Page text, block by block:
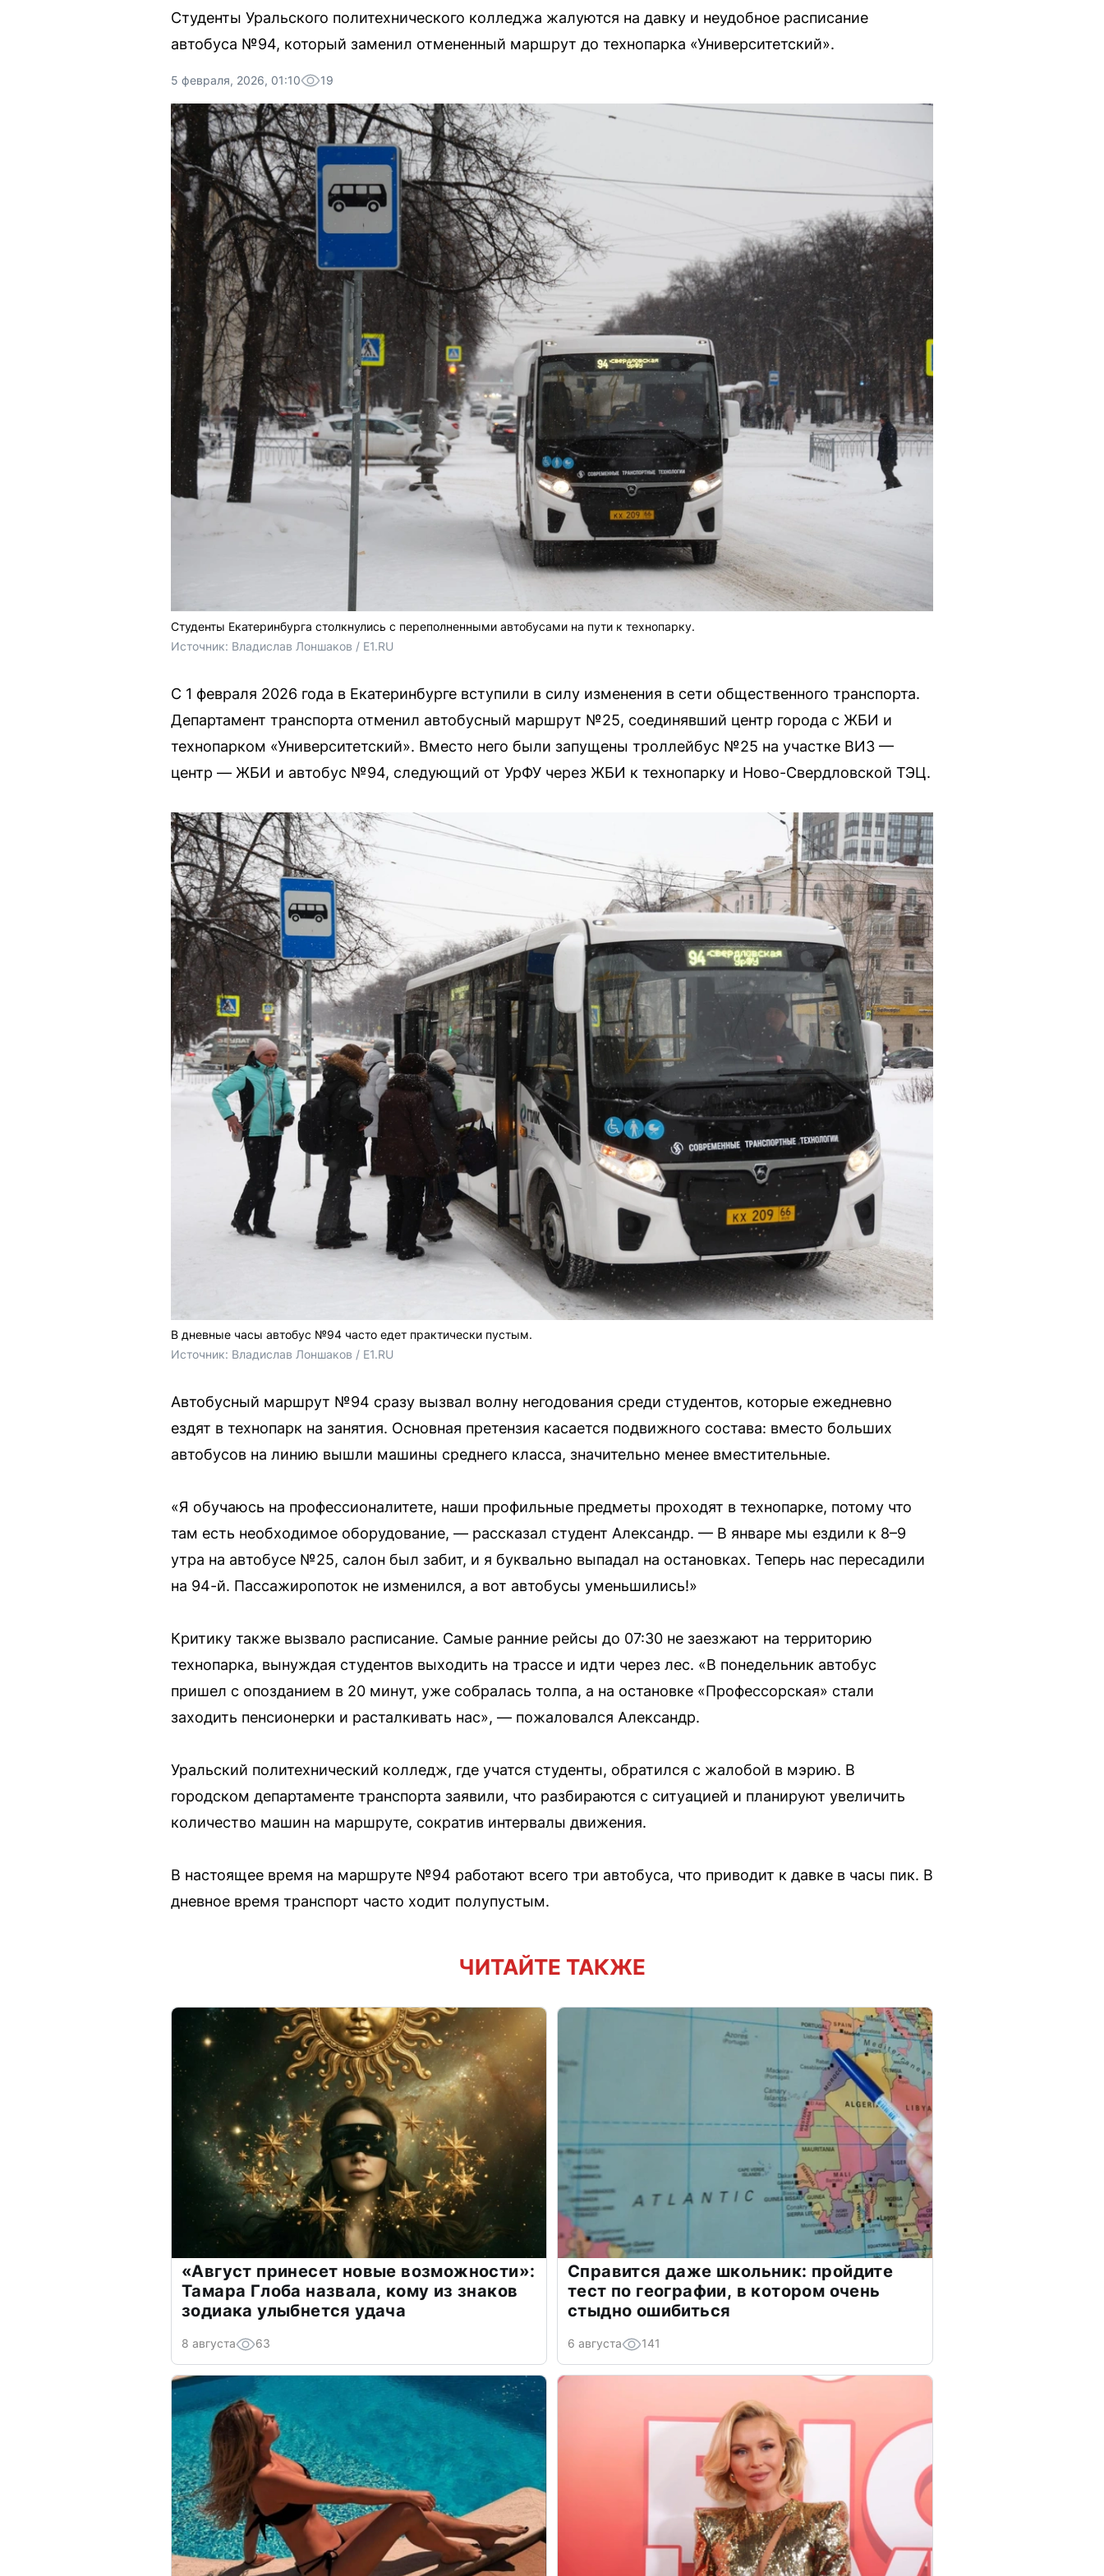
Студенты Уральского политехнического колледжа жалуются на давку и неудобное расписание
автобуса №94, который заменил отмененный маршрут до технопарка «Университетский».
5 февраля, 2026, 01:10 19
Студенты Екатеринбурга столкнулись с переполненными автобусами на пути к технопарку.
Источник: Владислав Лоншаков / E1.RU
С 1 февраля 2026 года в Екатеринбурге вступили в силу изменения в сети общественного транспорта.
Департамент транспорта отменил автобусный маршрут №25, соединявший центр города с ЖБИ и
технопарком «Университетский». Вместо него были запущены троллейбус №25 на участке ВИЗ —
центр — ЖБИ и автобус №94, следующий от УрФУ через ЖБИ к технопарку и Ново-Свердловской ТЭЦ.
В дневные часы автобус №94 часто едет практически пустым.
Источник: Владислав Лоншаков / E1.RU
Автобусный маршрут №94 сразу вызвал волну негодования среди студентов, которые ежедневно
ездят в технопарк на занятия. Основная претензия касается подвижного состава: вместо больших
автобусов на линию вышли машины среднего класса, значительно менее вместительные.
«Я обучаюсь на профессионалитете, наши профильные предметы проходят в технопарке, потому что
там есть необходимое оборудование, — рассказал студент Александр. — В январе мы ездили к 8–9
утра на автобусе №25, салон был забит, и я буквально выпадал на остановках. Теперь нас пересадили
на 94-й. Пассажиропоток не изменился, а вот автобусы уменьшились!»
Критику также вызвало расписание. Самые ранние рейсы до 07:30 не заезжают на территорию
технопарка, вынуждая студентов выходить на трассе и идти через лес. «В понедельник автобус
пришел с опозданием в 20 минут, уже собралась толпа, а на остановке «Профессорская» стали
заходить пенсионерки и расталкивать нас», — пожаловался Александр.
Уральский политехнический колледж, где учатся студенты, обратился с жалобой в мэрию. В
городском департаменте транспорта заявили, что разбираются с ситуацией и планируют увеличить
количество машин на маршруте, сократив интервалы движения.
В настоящее время на маршруте №94 работают всего три автобуса, что приводит к давке в часы пик. В
дневное время транспорт часто ходит полупустым.
ЧИТАЙТЕ ТАКЖЕ
«Август принесет новые возможности»:
Тамара Глоба назвала, кому из знаков
зодиака улыбнется удача
8 августа 63
Справится даже школьник: пройдите
тест по географии, в котором очень
стыдно ошибиться
6 августа 141